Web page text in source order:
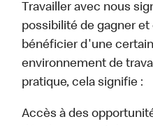
Travailler avec nous
possibilité de gagner
bénéficier d'une
environnement de
pratique, cela signifie :
Accès à des